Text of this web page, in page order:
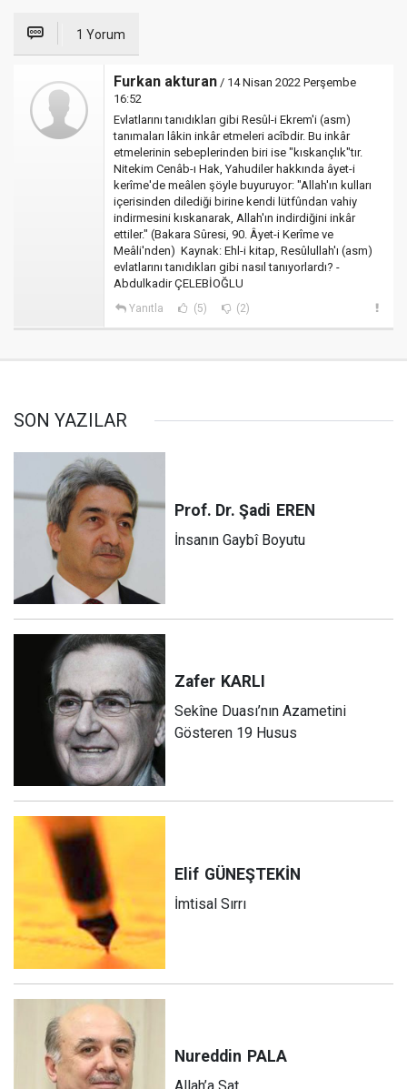
1 Yorum
Furkan akturan / 14 Nisan 2022 Perşembe
16:52
Evlatlarını tanıdıkları gibi Resûl-i Ekrem'i (asm)
tanımaları lâkin inkâr etmeleri acîbdir. Bu inkâr
etmelerinin sebeplerinden biri ise "kıskançlık"tır.
Nitekim Cenâb-ı Hak, Yahudiler hakkında âyet-i
kerîme'de meâlen şöyle buyuruyor: "Allah'ın kulları
içerisinden dilediği birine kendi lütfûndan vahiy
indirmesini kıskanarak, Allah'ın indirdiğini inkâr
ettiler." (Bakara Sûresi, 90. Âyet-i Kerîme ve
Meâli'nden) Kaynak: Ehl-i kitap, Resûlullah'ı (asm)
evlatlarını tanıdıkları gibi nasıl tanıyorlardı? -
Abdulkadir ÇELEBİOĞLU
Yanıtla (5) (2)
SON YAZILAR
Prof. Dr. Şadi EREN
İnsanın Gaybî Boyutu
Zafer KARLI
Sekîne Duası’nın Azametini
Gösteren 19 Husus
Elif GÜNEŞTEKİN
İmtisal Sırrı
Nureddin PALA